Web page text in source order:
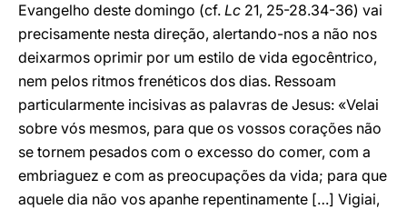
Evangelho deste domingo (cf. Lc 21, 25-28.34-36) vai
precisamente nesta direção, alertando-nos a não nos
deixarmos oprimir por um estilo de vida egocêntrico,
nem pelos ritmos frenéticos dos dias. Ressoam
particularmente incisivas as palavras de Jesus: «Velai
sobre vós mesmos, para que os vossos corações não
se tornem pesados com o excesso do comer, com a
embriaguez e com as preocupações da vida; para que
aquele dia não vos apanhe repentinamente […] Vigiai,